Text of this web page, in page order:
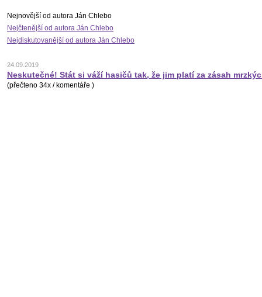
Nejnovější od autora Ján Chlebo
Nejčtenější od autora Ján Chlebo
Nejdiskutovanější od autora Ján Chlebo
24.09.2019
Neskutečné! Stát si váží hasičů tak, že jim platí za zásah
(přečteno 34x / komentáře )